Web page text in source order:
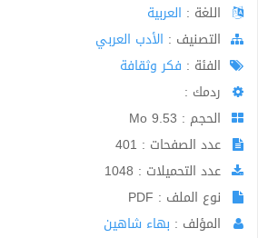
اللغة : العربية
اﻟﺘﺼﻨﻴﻒ : الأدب العربي
الفئة : فكر وثقافة
ردمك :
الحجم : 9.53 Mo
عدد الصفحات : 401
عدد التحميلات : 1048
نوع الملف : PDF
المؤلف : بهاء شاهين